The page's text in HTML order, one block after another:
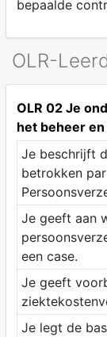
bepaalde
OLR-
OLR 02 Je
het beheer
Je beschrijft
betrokken
Je geeft aan
een case.
Je geeft
Je legt de